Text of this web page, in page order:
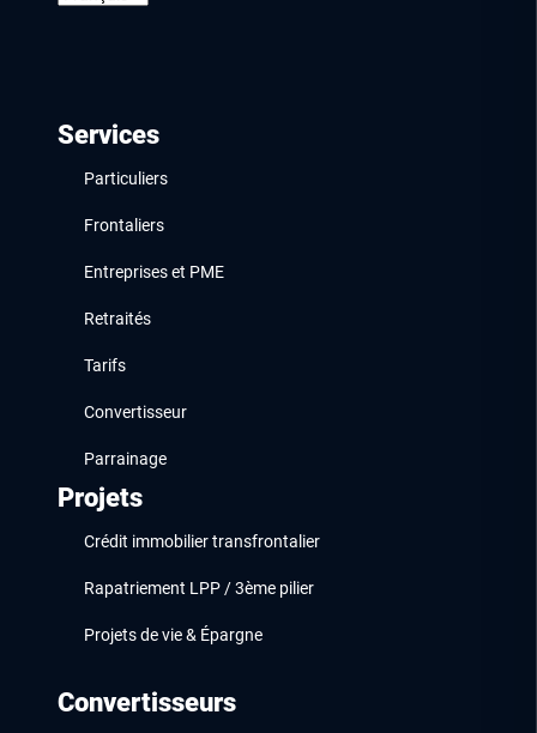
Services
Particuliers
Frontaliers
Entreprises et PME
Retraités
Tarifs
Convertisseur
Parrainage
Projets
Crédit immobilier transfrontalier
Rapatriement LPP / 3ème pilier
Projets de vie & Épargne
Convertisseurs